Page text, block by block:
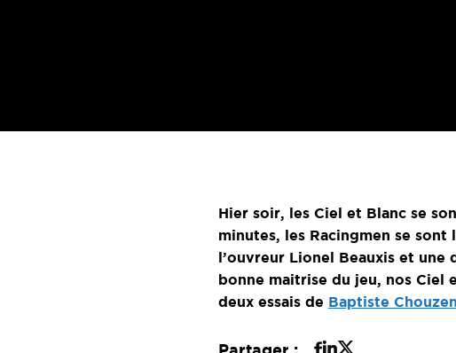
Hier soir, les Ciel et Blanc se
minutes, les Racingmen se
l’ouvreur Lionel Beauxis et une
bonne maitrise du jeu, nos Ciel
deux essais de Baptiste